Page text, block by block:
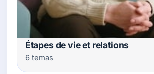
Étapes de vie et relations
6 temas